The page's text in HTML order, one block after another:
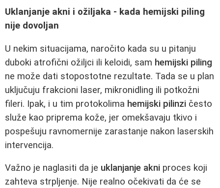
Uklanjanje akni i ožiljaka - kada hemijski piling
nije dovoljan
U nekim situacijama, naročito kada su u pitanju
duboki atrofični ožiljci ili keloidi, sam hemijski piling
ne može dati stopostotne rezultate. Tada se u plan
uključuju frakcioni laser, mikronidling ili potkožni
fileri. Ipak, i u tim protokolima hemijski pilinzi često
služe kao priprema kože, jer omekšavaju tkivo i
pospešuju ravnomernije zarastanje nakon laserskih
intervencija.
Važno je naglasiti da je uklanjanje akni proces koji
zahteva strpljenje. Nije realno očekivati da će se